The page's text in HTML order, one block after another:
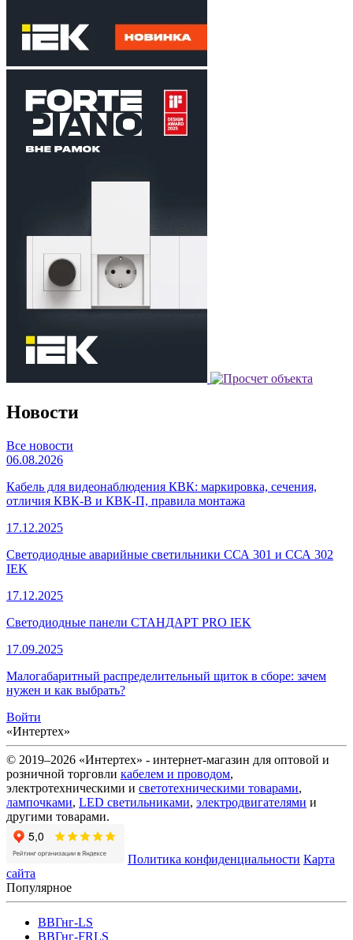
Новости
Все новости
06.08.2026
Кабель для видеонаблюдения КВК: маркировка, сечения,
отличия КВК-В и КВК-П, правила монтажа
17.12.2025
Светодиодные аварийные светильники ССА 301 и ССА 302
IEK
17.12.2025
Светодиодные панели СТАНДАРТ PRO IEK
17.09.2025
Малогабаритный распределительный щиток в сборе: зачем
нужен и как выбрать?
Войти
«Интертех»
© 2019–2026 «Интертех» - интернет-магазин для оптовой и
розничной торговли кабелем и проводом,
электротехническими и светотехническими товарами,
лампочками, LED светильниками, электродвигателями и
другими товарами.
Политика конфиденциальности Карта
сайта
Популярное
ВВГнг-LS
ВВГнг-FRLS